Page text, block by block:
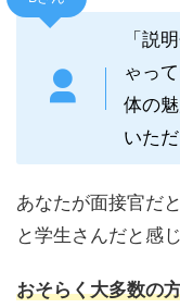
「説
ゃっ
体の
いた
あなたが面接官だ
と学生さんだと感
おそらく大多数の